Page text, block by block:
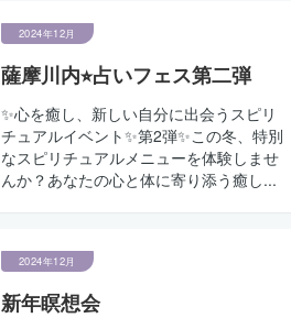
2024年12月
薩摩川内⭐︎占いフェス第二弾
✨心を癒し、新しい自分に出会うスピリ
チュアルイベント✨第2弾✨この冬、特別
なスピリチュアルメニューを体験しませ
んか？あなたの心と体に寄り添う癒し...
2024年12月
新年瞑想会